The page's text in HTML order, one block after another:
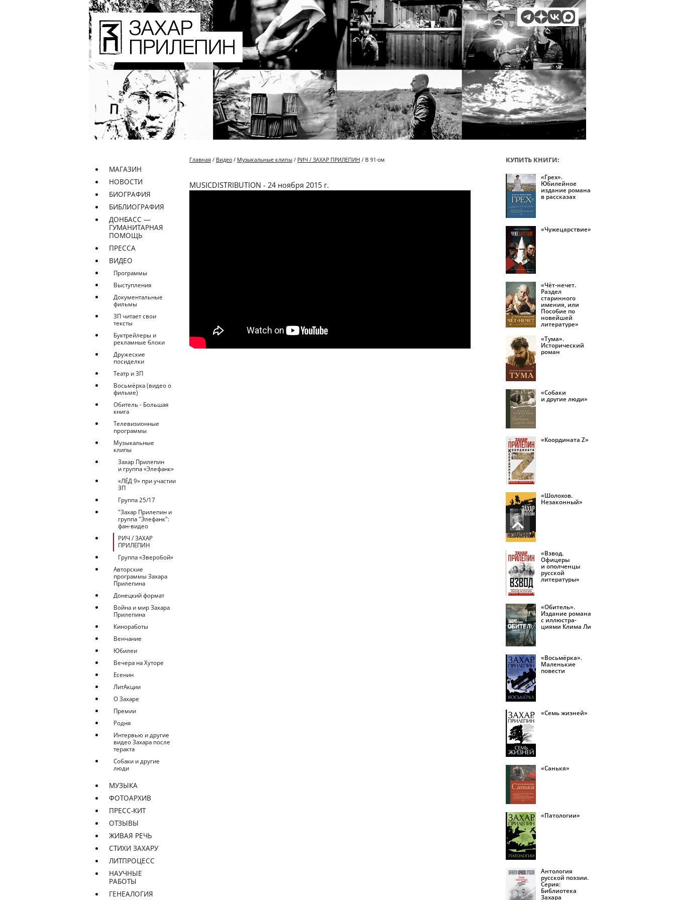
МАГАЗИН
НОВОСТИ
БИОГРАФИЯ
БИБЛИОГРАФИЯ
ДОНБАСС —
ГУМАНИТАРНАЯ
ПОМОЩЬ
ПРЕССА
ВИДЕО
Программы
Выступления
Документальные
фильмы
ЗП читает свои
тексты
Буктрейлеры и
рекламные блоки
Дружеские
посиделки
Театр и ЗП
Восьмёрка (видео о
фильме)
Обитель - Большая
книга
Телевизионные
программы
Музыкальные
клипы
Захар Прилепин
и группа «Элефанк»
«ЛЁД 9» при участии
ЗП
Группа 25/17
"Захар Прилепин и
группа "Элефанк":
фан-видео
РИЧ / ЗАХАР
ПРИЛЕПИН
Группа «Зверобой»
Авторские
программы Захара
Прилепина
Донецкий формат
Война и мир Захара
Прилепина
Киноработы
Венчание
Юбилеи
Вечера на Хуторе
Есенин
ЛитАкции
О Захаре
Премии
Родня
Интервью и другие
видео Захара после
теракта
Собаки и другие
люди
МУЗЫКА
ФОТОАРХИВ
ПРЕСС-КИТ
ОТЗЫВЫ
ЖИВАЯ РЕЧЬ
СТИХИ ЗАХАРУ
ЛИТПРОЦЕСС
НАУЧНЫЕ
РАБОТЫ
ГЕНЕАЛОГИЯ
Главная / Видео / Музыкальные клипы / РИЧ / ЗАХАР ПРИЛЕПИН / В 91-ом
MUSICDISTRIBUTION - 24 ноября 2015 г.
КУПИТЬ КНИГИ:
«Грех».
Юбилейное
издание романа
в рассказах
«Чужецарствие»
«Чёт-нечет.
Раздел
старинного
имения, или
Пособие по
новейшей
литературе»
«Тума».
Исторический
роман
«Собаки
и другие люди»
«Координата Z»
«Шолохов.
Незаконный»
«Взвод.
Офицеры
и ополченцы
русской
литературы»
«Обитель».
Издание романа
с иллюстра­
циями Клима Ли
«Восьмёрка».
Маленькие
повести
«Семь жизней»
«Санькя»
«Патологии»
Антология
русской поэзии.
Серия:
Библиотека
Захара